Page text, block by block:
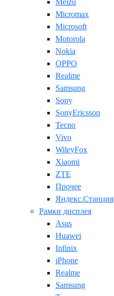
Meizu
Micromax
Microsoft
Motorola
Nokia
OPPO
Realme
Samsung
Sony
SonyEricsson
Tecno
Vivo
WileyFox
Xiaomi
ZTE
Прочее
Яндекс.Станция
Рамки дисплея
Asus
Huawei
Infinix
iPhone
Realme
Samsung